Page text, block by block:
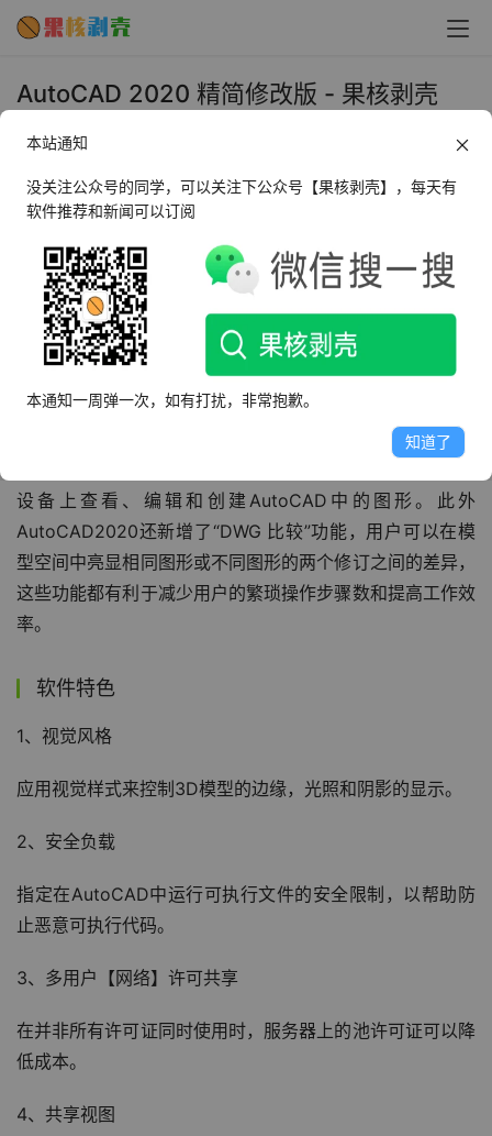
AutoCAD 2020 精简修改版 - 果核剥壳
2019年4月28日 下午10:50
AutoCAD2020是美国Autodesk公司推出的一款专业的三
维制图软件，简称CAD2020，也是CAD系列的最新版本，
AutoCAD2020拥有全新的用户界面，通过交互菜单或命令
行方式即可进行各种操作，直观的多文档设计环境使非计算
机专业人员也可以快速上手.AutoCAD2020还带来了许多
令人期待的功能和改进，比如针对特定行业的工具集，改进
了桌面、Web和移动设备的工作流程。AutoCAD2020最大
的特色就是只需将鼠标悬停在图纸上就可以在图纸中显示所
设备上查看、编辑和创建AutoCAD中的图形。此外
AutoCAD2020还新增了“DWG 比较”功能，用户可以在模
型空间中亮显相同图形或不同图形的两个修订之间的差异，
这些功能都有利于减少用户的繁琐操作步骤数和提高工作效
率。
软件特色
1、视觉风格
应用视觉样式来控制3D模型的边缘，光照和阴影的显示。
2、安全负载
指定在AutoCAD中运行可执行文件的安全限制，以帮助防
止恶意可执行代码。
3、多用户【网络】许可共享
在并非所有许可证同时使用时，服务器上的池许可证可以降
低成本。
4、共享视图
本站通知
没关注公众号的同学，可以关注下公众号【果核剥壳】，每天有
软件推荐和新闻可以订阅
本通知一周弹一次，如有打扰，非常抱歉。
知道了